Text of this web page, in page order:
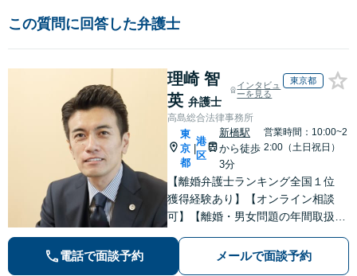
この質問に回答した弁護士
理崎 智
英 弁護士
インタビュ
ーを見る
東京都
高島総合法律事務所
東
京
都
港
区
新橋駅
から徒歩
3分
営業時間：10:00~2
2:00（土日祝日）
【離婚弁護士ランキング全国１位
獲得経験あり】【オンライン相談
可】【離婚・男女問題の年間取扱件
き寝入りしたくないという方は是非
ご相談ください。
電話で面談予約 メールで面談予約